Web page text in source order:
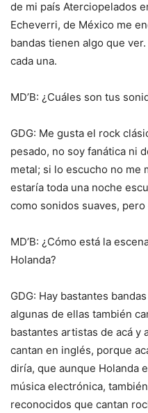
de mi país Aterciopelados
Echeverri, de México me
bandas tienen algo que
cada una.
MD’B: ¿Cuáles son tus
GDG: Me gusta el rock
pesado, no soy fanática ni
metal; si lo escucho no me
estaría toda una noche
como sonidos suaves,
MD’B: ¿Cómo está la
Holanda?
GDG: Hay bastantes
algunas de ellas también
bastantes artistas de acá y
cantan en inglés, porque
diría, que aunque Holanda
música electrónica,
reconocidos que cantan